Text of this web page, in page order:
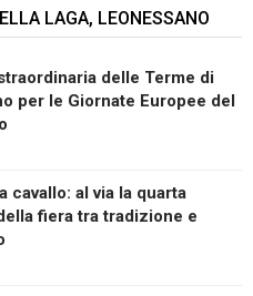
LAGA, LEONESSANO
delle Terme di
per le Giornate Europee del
cavallo: al via la quarta
fiera tra tradizione e